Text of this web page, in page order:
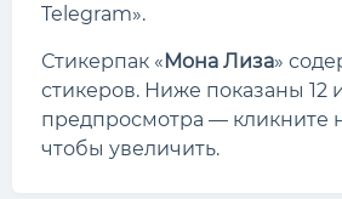
Telegram».
Стикерпак «Мона Лиза»
стикеров. Ниже показаны 12
предпросмотра — кликните
чтобы увеличить.